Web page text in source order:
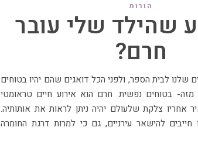
הורות
שהילד שלי עובר
חרם?
מזה- בטוחים נפשית. חרם הוא אירוע חיים טראומטי
אחריו צלקת שלעולם יהיה ניתן לראות את אותותיה.
חייבים להישאר עירניים, גם כי למרות דרגת החומרה